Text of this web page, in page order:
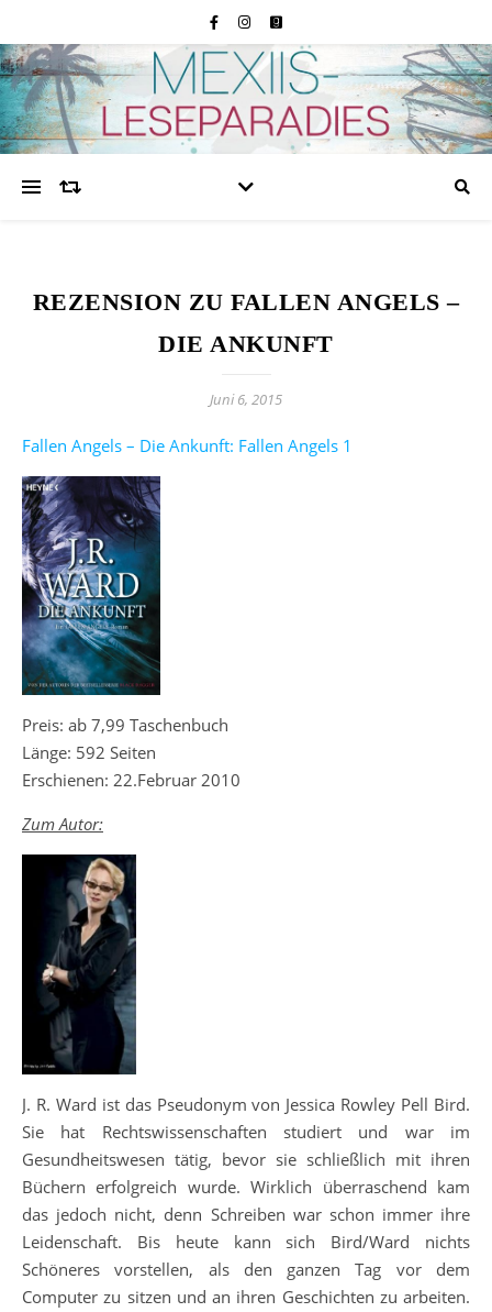
REZENSION ZU FALLEN ANGELS –
DIE ANKUNFT
Juni 6, 2015
Fallen Angels – Die Ankunft: Fallen Angels 1
Preis: ab 7,99 Taschenbuch
Länge: 592 Seiten
Erschienen: 22.Februar 2010
Zum Autor:
J. R. Ward ist das Pseudonym von Jessica Rowley Pell Bird.
Sie hat Rechtswissenschaften studiert und war im
Gesundheitswesen tätig, bevor sie schließlich mit ihren
Büchern erfolgreich wurde. Wirklich überraschend kam
das jedoch nicht, denn Schreiben war schon immer ihre
Leidenschaft. Bis heute kann sich Bird/Ward nichts
Schöneres vorstellen, als den ganzen Tag vor dem
Computer zu sitzen und an ihren Geschichten zu arbeiten.